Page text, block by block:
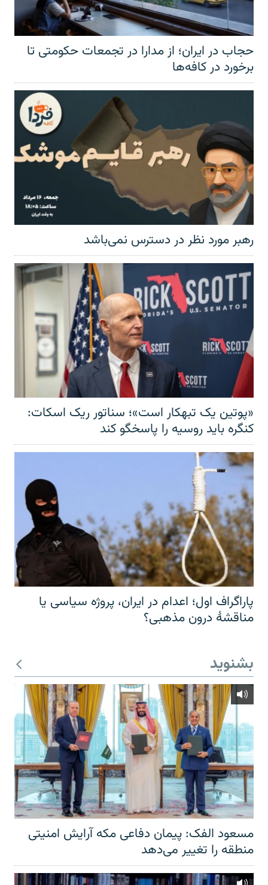
حجاب در ایران؛ از مدارا در تجمعات حکومتی تا
برخورد در کافه‌ها
رهبر مورد نظر در دسترس نمی‌باشد
«پوتین یک تبهکار است»؛ سناتور ریک اسکات:
کنگره باید روسیه را پاسخگو کند
پاراگراف اول؛ اعدام در ایران، پروژه سیاسی یا
مناقشهٔ درون مذهبی؟
بشنوید
مسعود الفک: پیمان دفاعی مکه آرایش امنیتی
منطقه را تغییر می‌دهد